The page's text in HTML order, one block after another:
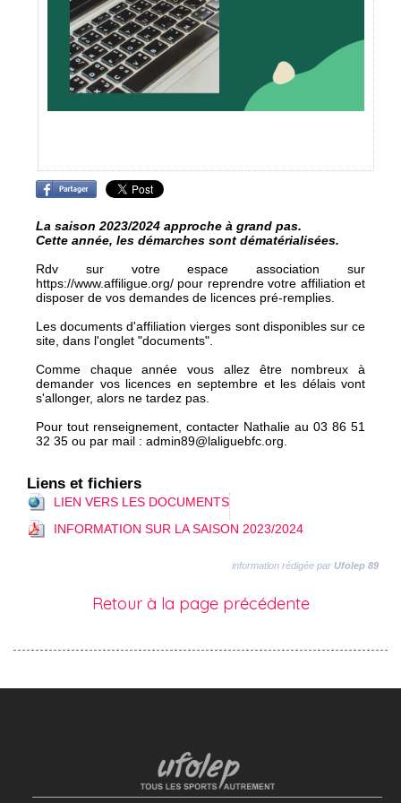
La saison 2023/2024 approche à grand pas.
Cette année, les démarches sont dématérialisées.
Rdv sur votre espace association sur
https://www.affiligue.org/ pour reprendre votre affiliation et
disposer de vos demandes de licences pré-remplies.
Les documents d'affiliation vierges sont disponibles sur ce
site, dans l'onglet "documents".
Comme chaque année vous allez être nombreux à
demander vos licences en septembre et les délais vont
s'allonger, alors ne tardez pas.
Pour tout renseignement, contacter Nathalie au 03 86 51
32 35 ou par mail : admin89@laliguebfc.org.
Liens et fichiers
LIEN VERS LES DOCUMENTS
INFORMATION SUR LA SAISON 2023/2024
information rédigée par Ufolep 89
Retour à la page précédente